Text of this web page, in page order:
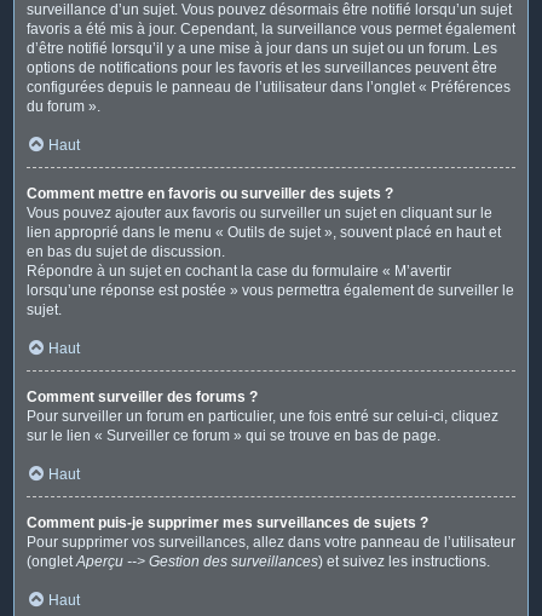
surveillance d’un sujet. Vous pouvez désormais être notifié lorsqu’un sujet
favoris a été mis à jour. Cependant, la surveillance vous permet également
d’être notifié lorsqu’il y a une mise à jour dans un sujet ou un forum. Les
options de notifications pour les favoris et les surveillances peuvent être
configurées depuis le panneau de l’utilisateur dans l’onglet « Préférences
du forum ».
Haut
Comment mettre en favoris ou surveiller des sujets ?
Vous pouvez ajouter aux favoris ou surveiller un sujet en cliquant sur le
lien approprié dans le menu « Outils de sujet », souvent placé en haut et
en bas du sujet de discussion.
Répondre à un sujet en cochant la case du formulaire « M’avertir
lorsqu’une réponse est postée » vous permettra également de surveiller le
sujet.
Haut
Comment surveiller des forums ?
Pour surveiller un forum en particulier, une fois entré sur celui-ci, cliquez
sur le lien « Surveiller ce forum » qui se trouve en bas de page.
Haut
Comment puis-je supprimer mes surveillances de sujets ?
Pour supprimer vos surveillances, allez dans votre panneau de l’utilisateur
(ongletAperçu --> Gestion des surveillances) et suivez les instructions.
Haut